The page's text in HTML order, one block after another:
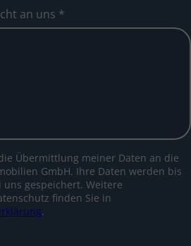
an uns *
Übermittlung meiner Daten an die
GmbH. Ihre Daten werden bis
gespeichert. Weitere
finden Sie in
.